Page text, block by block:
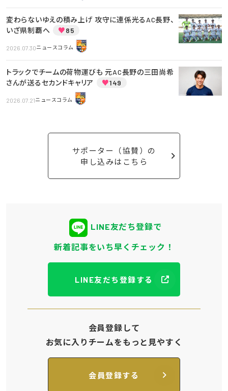
変わらないゆえの積み上げ 攻守に連係光るAC長野、
いざ県制覇へ
♥85
2026.07.30ニュースコラム
トラックでチームの荷物運びも 元AC長野の三田尚希
さんが送るセカンドキャリア
♥149
2026.07.21ニュースコラム
サポーター（協賛）の
申し込みはこちら
LINE友だち登録で
新着記事をいち早くチェック！
LINE友だち登録する
会員登録して
お気に入りチームをもっと見やすく
会員登録する